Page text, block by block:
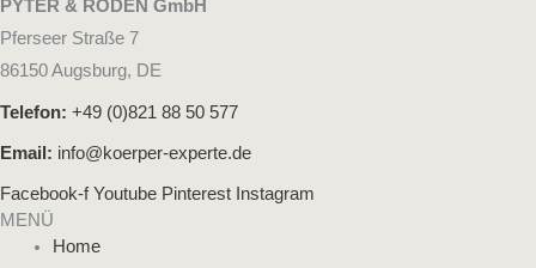
PYTER & RODEN GmbH
Pferseer Straße 7
86150 Augsburg, DE
Telefon: +49 (0)821 88 50 577
Email: info@koerper-experte.de
Facebook-f Youtube Pinterest Instagram
MENÜ
Home